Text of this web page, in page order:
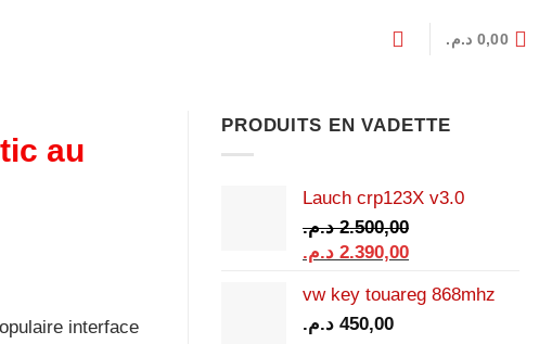
0,00 د.م.
au
interface
PRODUITS EN VADETTE
Lauch crp123X v3.0
2.500,00 د.م.
Le
initial
était :
2.390,00 د.م.
Le
actuel
vw key touareg 868mhz
450,00 د.م.